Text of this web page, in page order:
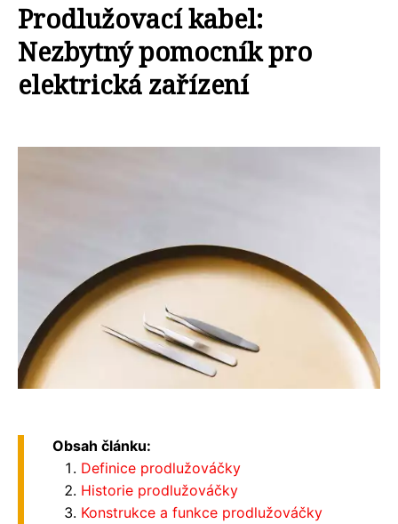
Prodlužovací kabel:
Nezbytný pomocník pro
elektrická zařízení
Obsah článku:
Definice prodlužováčky
Historie prodlužováčky
Konstrukce a funkce prodlužováčky